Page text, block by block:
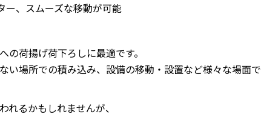
ー、スムーズな移動が可能
荷揚げ荷下ろしに最適です。
い場所での積み込み、設備の移動・設置など様々な場面で
るかもしれませんが、